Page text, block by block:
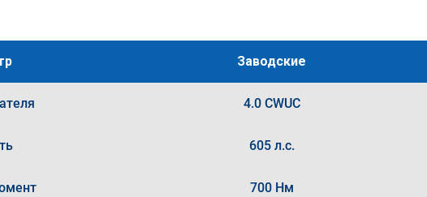
Заводские
4.0 CWUC
605 л.с.
700 Нм